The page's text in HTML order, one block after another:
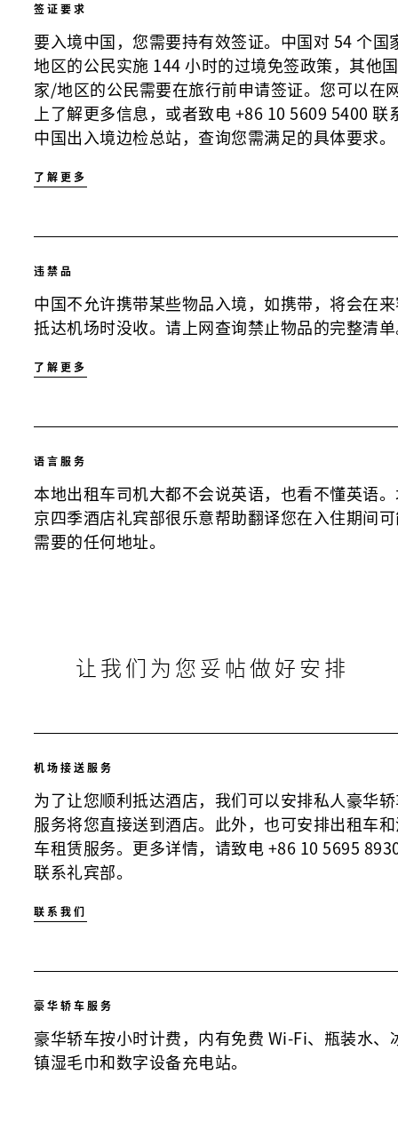
签证要求
要入境中国，您需要持有效签证。中国对 54 个国
地区的公民实施 144 小时的过境免签政策，其他国
家/地区的公民需要在旅行前申请签证。您可以在
上了解更多信息，或者致电 +86 10 5609 5400 联
中国出入境边检总站，查询您需满足的具体要求。
了解更多
违禁品
中国不允许携带某些物品入境，如携带，将会在
抵达机场时没收。请上网查询禁止物品的完整清
了解更多
语言服务
本地出租车司机大都不会说英语，也看不懂英语
京四季酒店礼宾部很乐意帮助翻译您在入住期间
需要的任何地址。
让我们为您妥帖做好安排
机场接送服务
为了让您顺利抵达酒店，我们可以安排私人豪华
服务将您直接送到酒店。此外，也可安排出租车
车租赁服务。更多详情，请致电 +86 10 5695
联系礼宾部。
联系我们
豪华轿车服务
豪华轿车按小时计费，内有免费 Wi-Fi、瓶装水、
镇湿毛巾和数字设备充电站。